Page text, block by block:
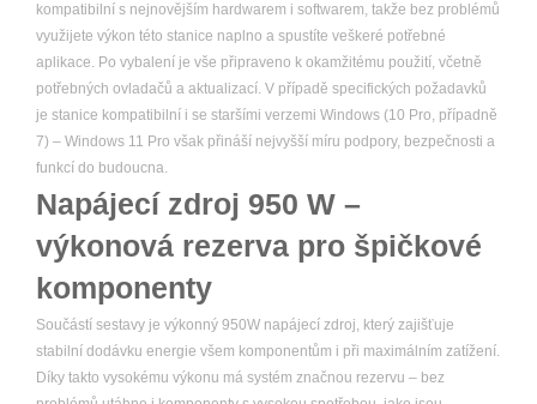
kompatibilní s nejnovějším hardwarem i softwarem, takže bez problémů
využijete výkon této stanice naplno a spustíte veškeré potřebné
aplikace. Po vybalení je vše připraveno k okamžitému použití, včetně
potřebných ovladačů a aktualizací. V případě specifických požadavků
je stanice kompatibilní i se staršími verzemi Windows (10 Pro, případně
7) – Windows 11 Pro však přináší nejvyšší míru podpory, bezpečnosti a
funkcí do budoucna.
Napájecí zdroj 950 W –
výkonová rezerva pro špičkové
komponenty
Součástí sestavy je výkonný 950W napájecí zdroj, který zajišťuje
stabilní dodávku energie všem komponentům i při maximálním zatížení.
Díky takto vysokému výkonu má systém značnou rezervu – bez